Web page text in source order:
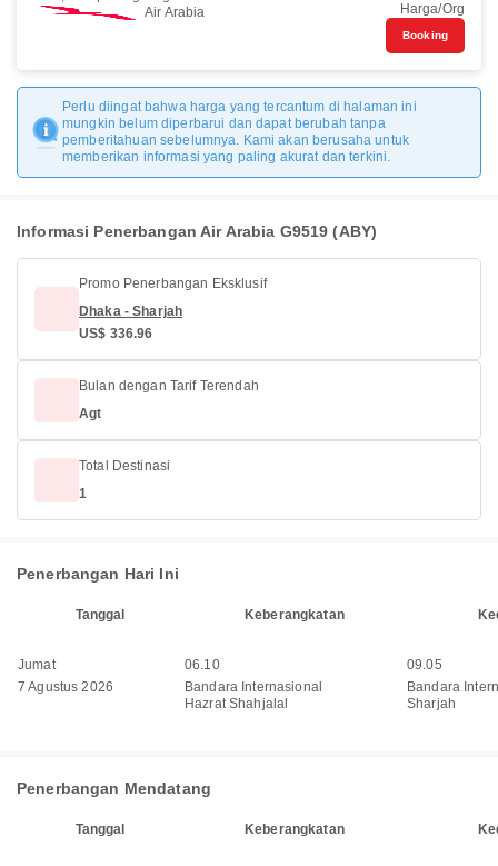
Air Arabia
Harga/Org
Booking
Perlu diingat bahwa harga yang tercantum di halaman ini
mungkin belum diperbarui dan dapat berubah tanpa
pemberitahuan sebelumnya. Kami akan berusaha untuk
memberikan informasi yang paling akurat dan terkini.
Informasi Penerbangan Air Arabia G9519 (ABY)
Promo Penerbangan Eksklusif
Dhaka - Sharjah
US$ 336.96
Bulan dengan Tarif Terendah
Agt
Total Destinasi
1
Penerbangan Hari Ini
Tanggal Keberangkatan
Jumat
7 Agustus 2026
06.10
Bandara Internasional
Hazrat Shahjalal
09.05
Bandara
Sharjah
Penerbangan Mendatang
Tanggal Keberangkatan